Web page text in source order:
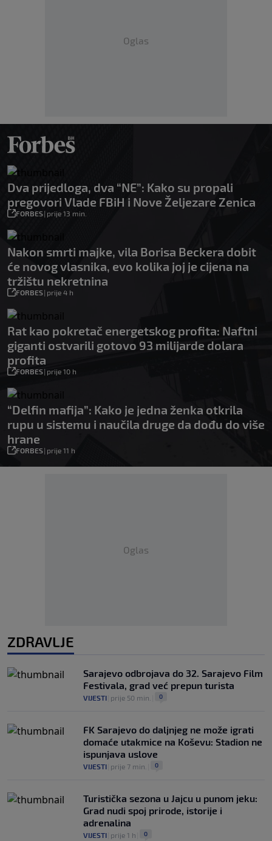
Oglas
Dva prijedloga, dva “NE”: Kako su propali
pregovori Vlade FBiH i Nove Željezare Zenica
FORBES| prije 13 min.
Nakon smrti majke, vila Borisa Beckera dobit
će novog vlasnika, evo kolika joj je cijena na
tržištu nekretnina
FORBES| prije 4 h
Rat kao pokretač energetskog profita: Naftni
giganti ostvarili gotovo 93 milijarde dolara
profita
FORBES| prije 10 h
“Delfin mafija”: Kako je jedna ženka otkrila
rupu u sistemu i naučila druge da dođu do više
hrane
FORBES| prije 11 h
Oglas
ZDRAVLJE
Sarajevo odbrojava do 32. Sarajevo Film
Festivala, grad već prepun turista
VIJESTI prije 50 min. 0
FK Sarajevo do daljnjeg ne može igrati
domaće utakmice na Koševu: Stadion ne
ispunjava uslove
VIJESTI prije 7 min. 0
Turistička sezona u Jajcu u punom jeku:
Grad nudi spoj prirode, istorije i
adrenalina
VIJESTI prije 1 h 0